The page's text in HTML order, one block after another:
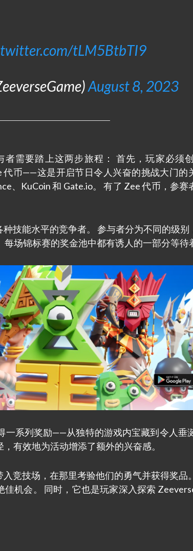
tLM5BtbTI9
August 8, 2023
需要踏上这两步旅程： 首先，玩家必须
代币——这是开启节日令人兴奋的挑战大门的
、KuCoin 和 Gate.io。 有了 Zee 代币，参
技能水平的竞争者。 参与者分为不同的级别
场锦标赛的奖金池中都有诱人的一部分等待
一系列奖励——从独特的游戏内宝藏到令人垂
有效地为活动增添了额外的兴奋感。
竞技场，在那里考验他们的勇气并获得奖品
机会。 同时，它也是玩家深入探索